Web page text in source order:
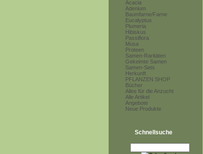
Acacia
Adenium
Baumfarne/Farne
Eucalyptus
Plumeria
Hibiskus
Passiflora
Musa
Proteen
Samen-Raritäten
Gekeimte Samen
Samen-Sets
Herkunft
PFLANZEN SHOP
Bücher
Alles für die Anzucht
Alle Artikel
Angebote
Neue Produkte
Schnellsuche